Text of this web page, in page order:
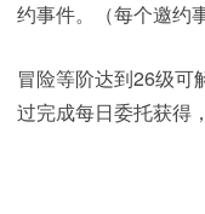
约事件。（每个邀约
冒险等阶达到26级可
过完成每日委托获得